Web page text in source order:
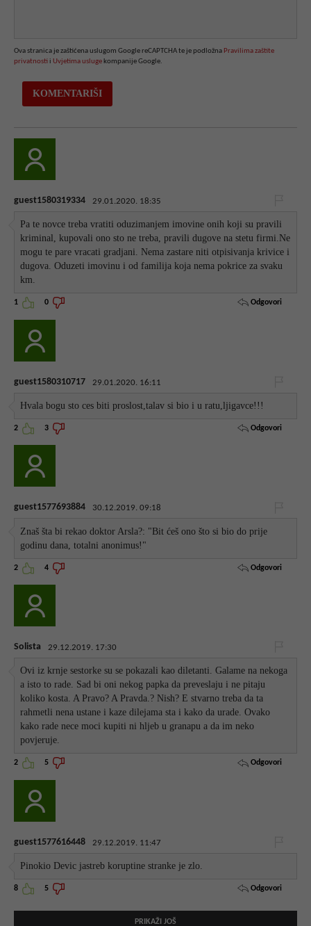
Ova stranica je zaštićena uslugom Google reCAPTCHA te je podložna Pravilima zaštite
privatnosti i Uvjetima usluge kompanije Google.
guest1580319334 29.01.2020. 18:35
Pa te novce treba vratiti oduzimanjem imovine onih koji su pravili
kriminal, kupovali ono sto ne treba, pravili dugove na stetu firmi.Ne
mogu te pare vracati gradjani. Nema zastare niti otpisivanja krivice i
dugova. Oduzeti imovinu i od familija koja nema pokrice za svaku
km.
1 0 Odgovori
guest1580310717 29.01.2020. 16:11
Hvala bogu sto ces biti proslost,talav si bio i u ratu,ljigavce!!!
2 3 Odgovori
guest1577693884 30.12.2019. 09:18
Znaš šta bi rekao doktor Arsla?: "Bit ćeš ono što si bio do prije
godinu dana, totalni anonimus!"
2 4 Odgovori
Solista 29.12.2019. 17:30
Ovi iz krnje sestorke su se pokazali kao diletanti. Galame na nekoga
a isto to rade. Sad bi oni nekog papka da preveslaju i ne pitaju
koliko kosta. A Pravo? A Pravda.? Nish? E stvarno treba da ta
rahmetli nena ustane i kaze dilejama sta i kako da urade. Ovako
kako rade nece moci kupiti ni hljeb u granapu a da im neko
povjeruje.
2 5 Odgovori
guest1577616448 29.12.2019. 11:47
Pinokio Devic jastreb koruptine stranke je zlo.
8 5 Odgovori
PRIKAŽI JOŠ